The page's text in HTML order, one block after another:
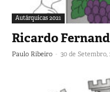
Autárquicas 2021
Ricardo
Paulo Ribeiro - 30 de Setembro,